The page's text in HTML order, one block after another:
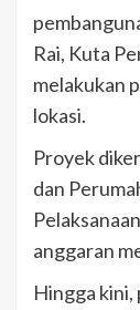
Rai, Kuta
melakukan
lokasi.
Proyek
dan
anggaran
Hingga